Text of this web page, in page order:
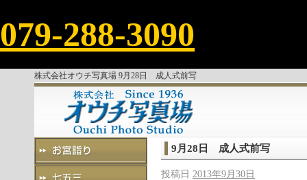
079-288-3090
株式会社オウチ写真場 9月28日 成人式前写
9月28日 成人式前写
投稿日 2013年9月30日